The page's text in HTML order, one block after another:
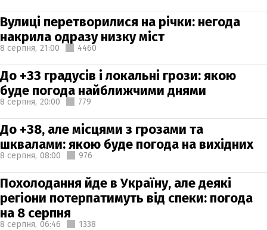
Вулиці перетворилися на річки: негода
накрила одразу низку міст
8 серпня, 21:00 4460
До +33 градусів і локальні грози: якою
буде погода найближчими днями
8 серпня, 20:00 779
До +38, але місцями з грозами та
шквалами: якою буде погода на вихідних
8 серпня, 08:00 976
Похолодання йде в Україну, але деякі
регіони потерпатимуть від спеки: погода
на 8 серпня
8 серпня, 06:46 1338